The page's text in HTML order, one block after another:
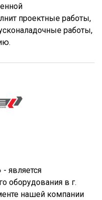
проектные работы,
работы,
является
оборудования в г.
нашей компании